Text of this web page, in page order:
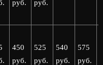
руб.
руб.
450
руб.
525
руб.
540
руб.
575
руб.